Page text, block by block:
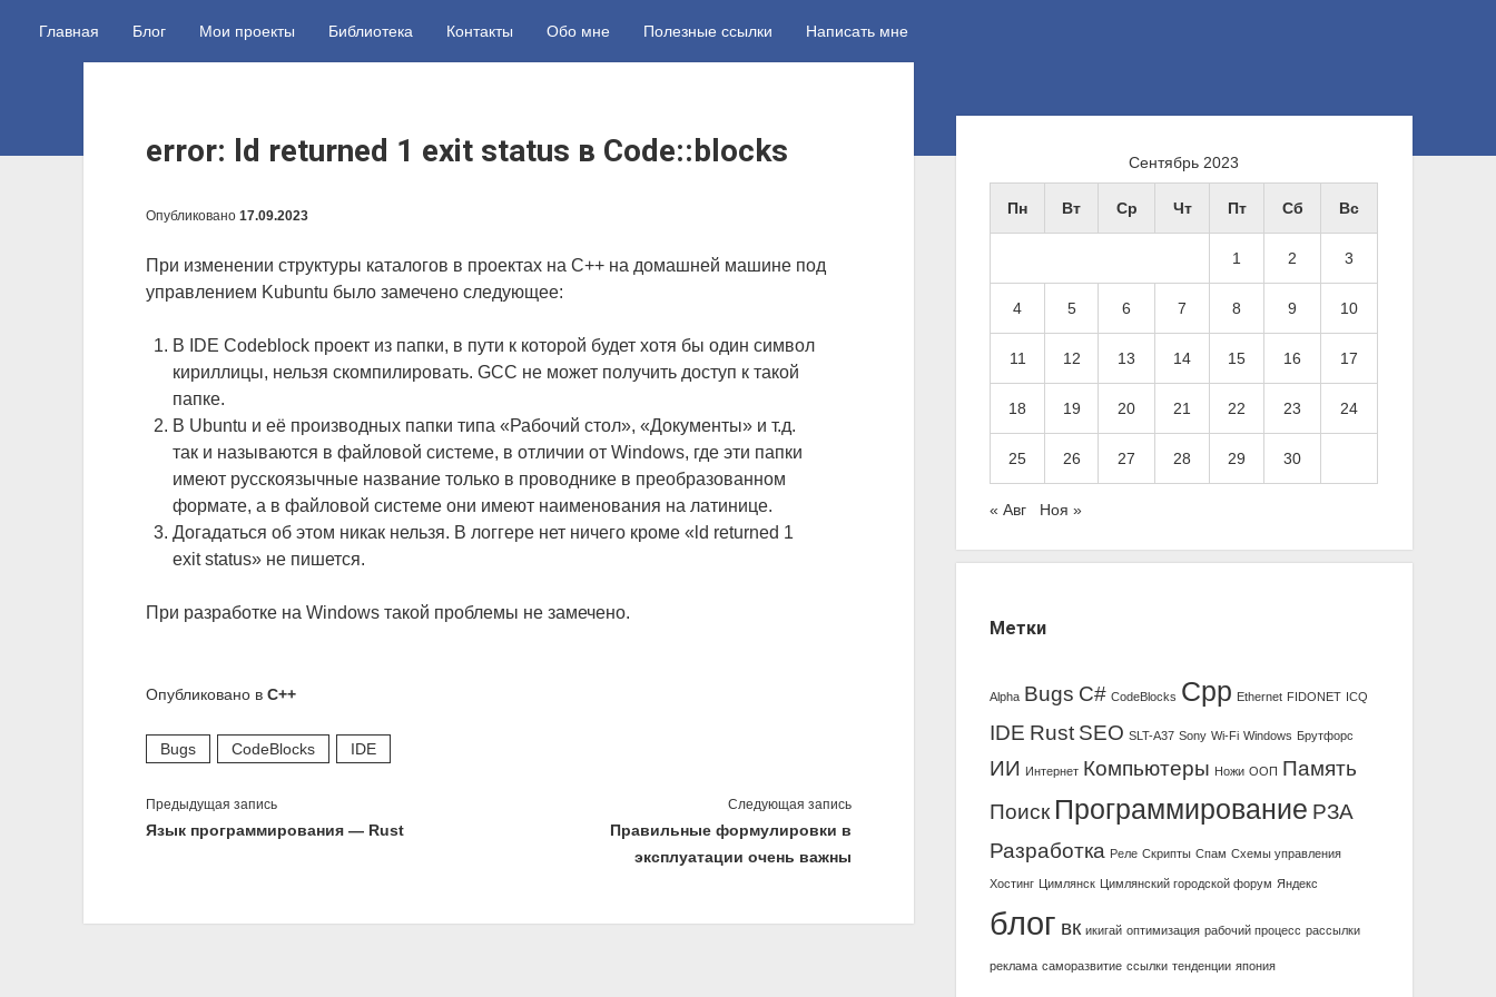
Главная Блог Мои проекты Библиотека Контакты Обо мне Полезные ссылки Написать мне
error: ld returned 1 exit status в Code::blocks
Опубликовано 17.09.2023
При изменении структуры каталогов в проектах на C++ на домашней машине под
управлением Kubuntu было замечено следующее:
В IDE Codeblock проект из папки, в пути к которой будет хотя бы один символ
кириллицы, нельзя скомпилировать. GCC не может получить доступ к такой
папке.
В Ubuntu и её производных папки типа «Рабочий стол», «Документы» и т.д.
так и называются в файловой системе, в отличии от Windows, где эти папки
имеют русскоязычные название только в проводнике в преобразованном
формате, а в файловой системе они имеют наименования на латинице.
Догадаться об этом никак нельзя. В логгере нет ничего кроме «ld returned 1
exit status» не пишется.
При разработке на Windows такой проблемы не замечено.
Опубликовано в C++
Bugs CodeBlocks IDE
Предыдущая запись
Язык программирования — Rust
Следующая запись
Правильные формулировки в
эксплуатации очень важны
Б
Сентябрь 2023
Пн Вт Ср Чт Пт Сб Вс
1 2 3
4 5 6 7 8 9 10
11 12 13 14 15 16 17
18 19 20 21 22 23 24
25 26 27 28 29 30
« Авг Ноя »
Метки
Alpha Bugs C# CodeBlocks Cpp Ethernet FIDONET ICQ
IDE Rust SEO SLT-A37 Sony Wi-Fi Windows Брутфорс
ИИ Интернет Компьютеры Ножи ООП Память
Поиск Программирование РЗА
Разработка Реле Скрипты Спам Схемы управления
Хостинг Цимлянск Цимлянский городской форум Яндекс
блог вк икигай оптимизация рабочий процесс рассылки
реклама саморазвитие ссылки тенденции япония